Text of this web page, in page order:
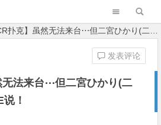
扑克】虽然无法来台⋯但二宮ひかり(二宫光)有话想对TRE说！
无法来台⋯但二宮ひかり(二
！
发表评论